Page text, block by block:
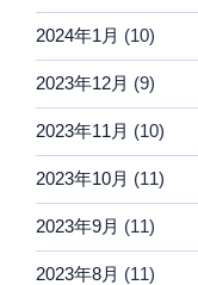
2024年1月 (10)
2023年12月 (9)
2023年11月 (10)
2023年10月 (11)
2023年9月 (11)
2023年8月 (11)